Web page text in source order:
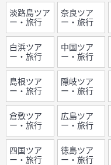
淡路島ツア
ー・旅行
奈良ツア
ー・旅行
白浜ツア
ー・旅行
中国ツア
ー・旅行
島根ツア
ー・旅行
隠岐ツア
ー・旅行
倉敷ツア
ー・旅行
広島ツア
ー・旅行
四国ツア
ー・旅行
徳島ツア
ー・旅行